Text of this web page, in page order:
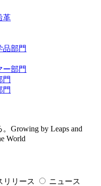
革
品部門
ー部門
門
門
リリース ニュース